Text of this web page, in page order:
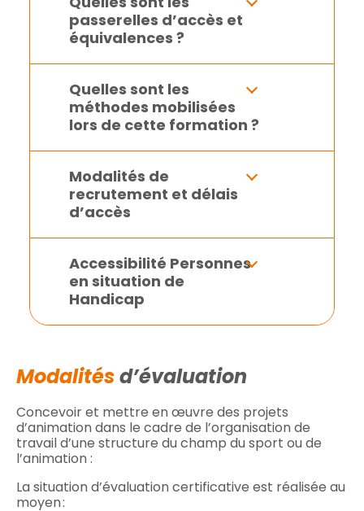
passerelles d’accès et
équivalences ?
Quelles sont les
méthodes mobilisées
lors de cette formation ?
Modalités de
recrutement et délais
d’accès
Accessibilité Personnes
en situation de
Handicap
Modalitésd’évaluation
Concevoir et mettre en œuvre des projets
d’animation dans le cadre de l’organisation de
travail d’une structure du champ du sport ou de
l’animation :
La situation d’évaluation certificative est réalisée au
moyen :